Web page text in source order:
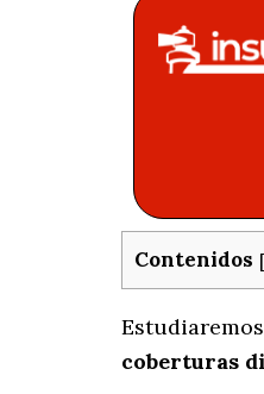
Contenidos [
coberturas